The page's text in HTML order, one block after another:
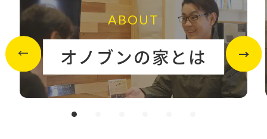
ABOUT
オノブンの家とは